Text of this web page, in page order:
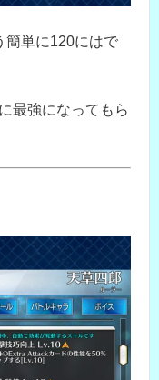
単に120にはで
最強になってもら